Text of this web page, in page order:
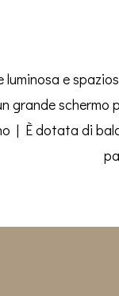
luminosa e
grande schermo
| È dotata di